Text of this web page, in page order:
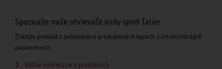
Spoznajte naše ohrievače vody spod Tatier
Získajte prehľad o jednotlivých produktových typoch a ich technických
parametroch.
Bližšie informácie o produktoch